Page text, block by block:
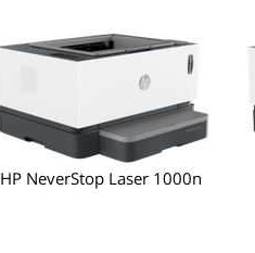
HP NeverStop Laser 1000n